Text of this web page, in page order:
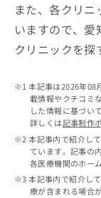
また、各クリ
いますので、
クリニックを探
本記事は2026年08
載情報やクチコミ
した情報に基づい
詳しくは記事制作
本記事内で紹介し
ています。記事の
各医療機関のホー
本記事内で紹介し
療が含まれる場合
せ
こ
ち
こち
らは
マイ
ナビ
クリ
ニッ
クナ
ビサ
イト
い
合
わ
せ
こ
資
ご
は
こ
ち
ら
稿
問